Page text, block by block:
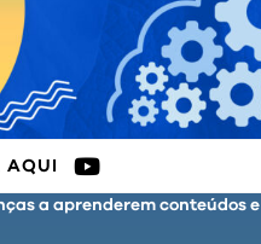
a aprenderem conteúdos e